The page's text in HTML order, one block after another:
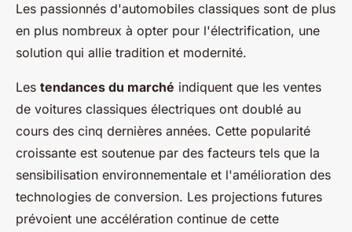
Les passionnés d'automobiles classiques sont de plus
en plus nombreux à opter pour l'électrification, une
solution qui allie tradition et modernité.
Les tendances du marché indiquent que les ventes
de voitures classiques électriques ont doublé au
cours des cinq dernières années. Cette popularité
croissante est soutenue par des facteurs tels que la
sensibilisation environnementale et l'amélioration des
technologies de conversion. Les projections futures
prévoient une accélération continue de cette